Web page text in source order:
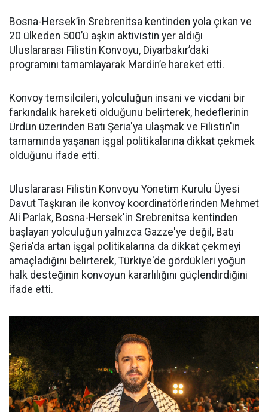
Bosna-Hersek’in Srebrenitsa kentinden yola çıkan ve
20 ülkeden 500’ü aşkın aktivistin yer aldığı
Uluslararası Filistin Konvoyu, Diyarbakır’daki
programını tamamlayarak Mardin’e hareket etti.
Konvoy temsilcileri, yolculuğun insani ve vicdani bir
farkındalık hareketi olduğunu belirterek, hedeflerinin
Ürdün üzerinden Batı Şeria'ya ulaşmak ve Filistin'in
tamamında yaşanan işgal politikalarına dikkat çekmek
olduğunu ifade etti.
Uluslararası Filistin Konvoyu Yönetim Kurulu Üyesi
Davut Taşkıran ile konvoy koordinatörlerinden Mehmet
Ali Parlak, Bosna-Hersek'in Srebrenitsa kentinden
başlayan yolculuğun yalnızca Gazze'ye değil, Batı
Şeria'da artan işgal politikalarına da dikkat çekmeyi
amaçladığını belirterek, Türkiye'de gördükleri yoğun
halk desteğinin konvoyun kararlılığını güçlendirdiğini
ifade etti.